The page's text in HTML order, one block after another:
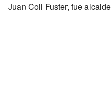
Juan Coll Fuster, fue